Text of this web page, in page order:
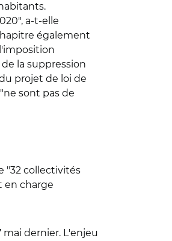
a-t-elle
également
la suppression
projet de loi de
sont pas de
"32 collectivités
en charge
mai dernier. L'enjeu